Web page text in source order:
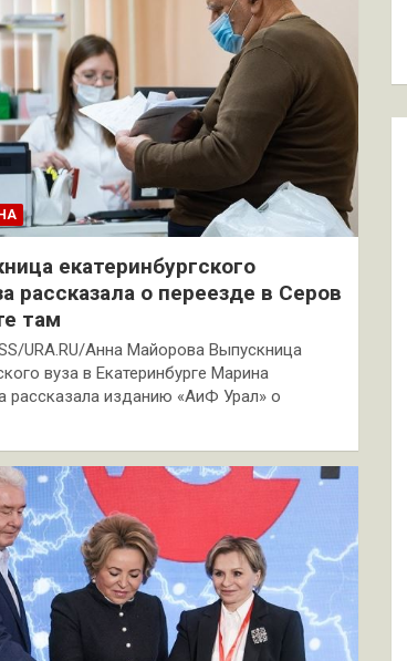
екатеринбургского
рассказала о переезде в Серов
там
URA.RU/Анна Майорова Выпускница
вуза в Екатеринбурге Марина
рассказала изданию «АиФ Урал» о